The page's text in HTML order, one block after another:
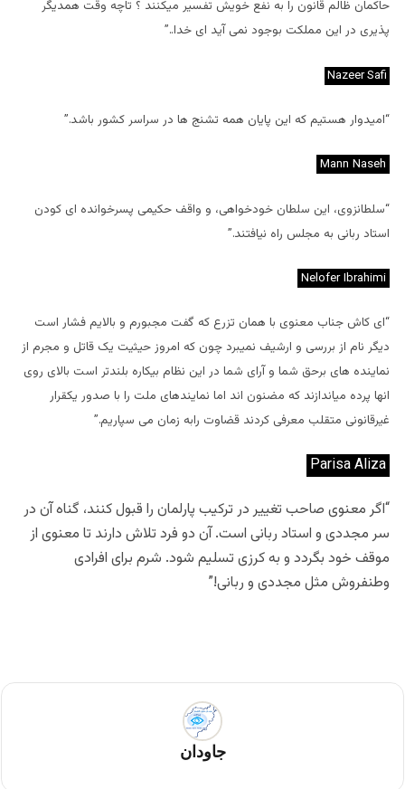
حاکمان ظالم قانون را به نفع خویش تفسیر میکنند ؟ تاچه وقت همدیگر
پذیری در این مملکت بوجود نمی آید ای خدا..”
“امیدوار هستیم که این پایان همه تشنج ها در سراسر کشور باشد.”
“سلطانزوی، این سلطان خودخواهی، و واقف حکیمی پسرخوانده ای کودن
استاد ربانی به مجلس راه نیافتند.”
“ای کاش جناب معنوی با همان تزرع که گفت مجبورم و بالایم فشار است
دیگر نام از بررسی و ارشیف نمیبرد چون که امروز حیثیت یک قاتل و مجرم از
نماینده های برحق شما و آرای شما در این نظام بیکاره بلندتر است بالای روی
انها پرده میاندازند که مضنون اند اما نمایندهای ملت را با صدور یکقرار
غیرقانونی متقلب معرفی کردند قضاوت رابه زمان می سپاریم.”
“اگر معنوی صاحب تغییر در ترکیب پارلمان را قبول کنند، گناه آن در
سر مجددی و استاد ربانی است. آن دو فرد تلاش دارند تا معنوی از
موقف خود بگردد و به کرزی تسلیم شود. شرم برای افرادی
وطنفروش مثل مجددی و ربانی!”
جاودان